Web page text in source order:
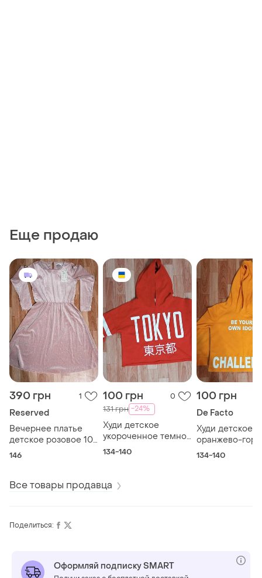
Еще продаю
390 грн 1
Reserved
Вечернее платье
детское розовое 10
лет 146 см от
146
100 грн 0
131 грн -24%
Худи детское
укороченное темно
красного цвета 9-10
134-140
100 грн
De Facto
Худи детское
оранжево-
9-10 лет 134-
134-140
Все товары продавца
Поделиться:
Оформляй подписку SMART